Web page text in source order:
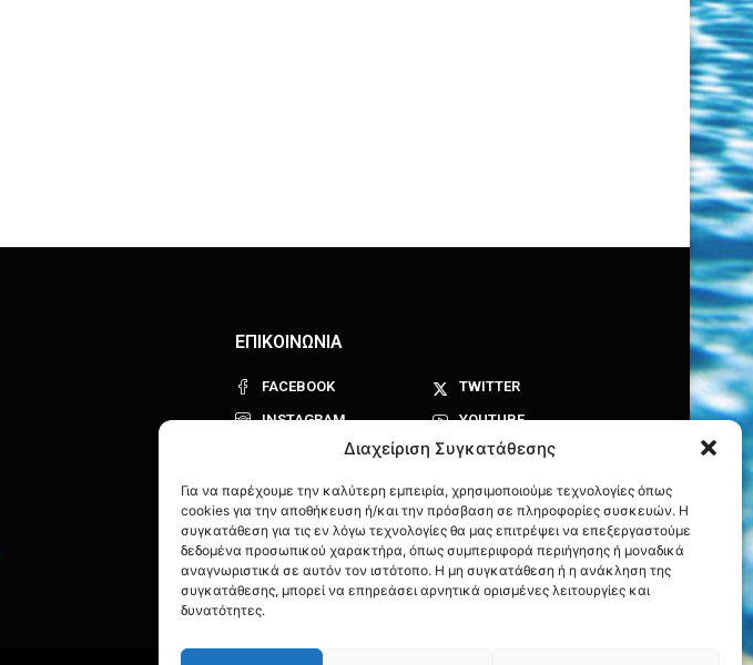
Διαχείριση Συγκατάθεσης
Για να παρέχουμε την καλύτερη εμπειρία, χρησιμοποιούμε τεχνολογίες όπως
cookies για την αποθήκευση ή/και την πρόσβαση σε πληροφορίες συσκευών. Η
συγκατάθεση για τις εν λόγω τεχνολογίες θα μας επιτρέψει να επεξεργαστούμε
δεδομένα προσωπικού χαρακτήρα, όπως συμπεριφορά περιήγησης ή μοναδικά
αναγνωριστικά σε αυτόν τον ιστότοπο. Η μη συγκατάθεση ή η ανάκληση της
συγκατάθεσης, μπορεί να επηρεάσει αρνητικά ορισμένες λειτουργίες και
δυνατότητες.
ΕΠΙΚΟΙΝΩΝΙΑ
FACEBOOK
TWITTER
INSTAGRAM
YOUTUBE